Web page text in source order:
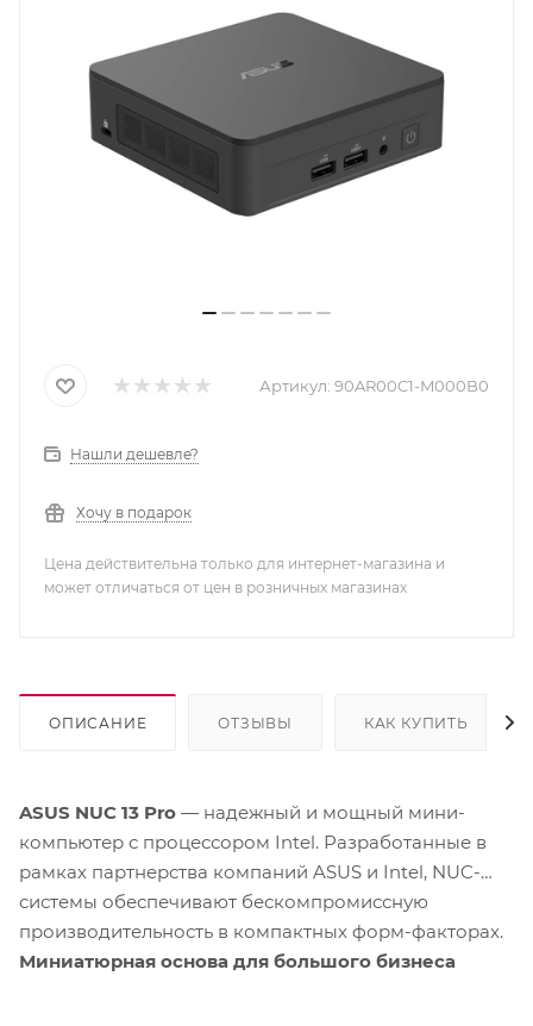
Артикул: 90AR00C1-M000B0
Нашли дешевле?
Хочу в подарок
Цена действительна только для интернет-магазина и
может отличаться от цен в розничных магазинах
ОПИСАНИЕ ОТЗЫВЫ КАК КУПИТЬ
ASUS NUC 13 Pro — надежный и мощный мини-
компьютер с процессором Intel. Разработанные в
рамках партнерства компаний ASUS и Intel, NUC-
системы обеспечивают бескомпромиссную
производительность в компактных форм-факторах.
Миниатюрная основа для большого бизнеса